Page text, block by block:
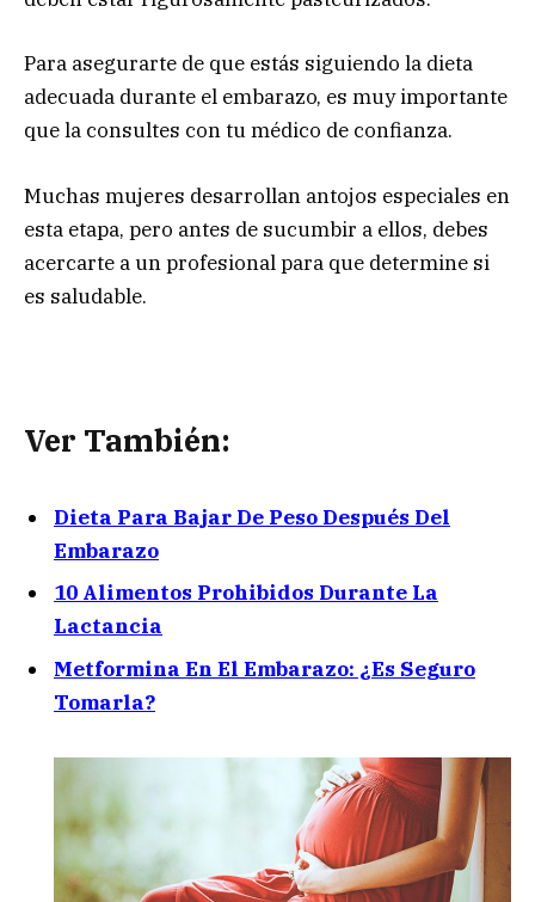
Para asegurarte de que estás siguiendo la dieta
adecuada durante el embarazo, es muy importante
que la consultes con tu médico de confianza.
Muchas mujeres desarrollan antojos especiales en
esta etapa, pero antes de sucumbir a ellos, debes
acercarte a un profesional para que determine si
es saludable.
Ver También:
Dieta Para Bajar De Peso Después Del
Embarazo
10 Alimentos Prohibidos Durante La
Lactancia
Metformina En El Embarazo: ¿Es Seguro
Tomarla?